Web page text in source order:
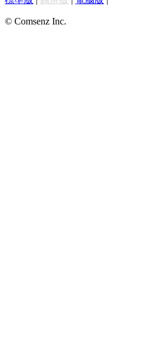
© Comsenz Inc.